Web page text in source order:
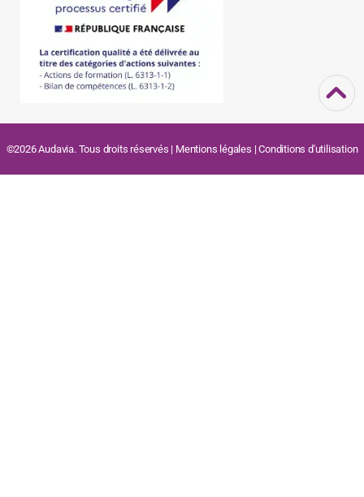
©2026 Audavia. Tous droits réservés | Mentions légales |Conditions d'utilisation